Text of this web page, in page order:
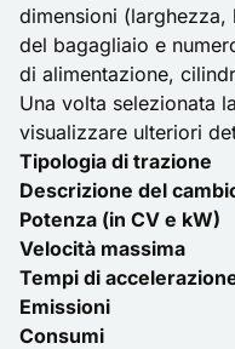
dimensioni
del bagagliaio e
di alimentazione,
Una volta selezionata
visualizzare ulteriori
Tipologia di trazione
Descrizione del
Potenza (in CV e kW)
Velocità massima
Tempi di
Emissioni
Consumi